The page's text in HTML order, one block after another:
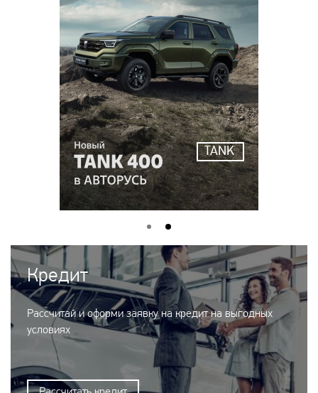
TANK
Кредит
Рассчитай и оформи заявку на кредит на выгодных
условиях